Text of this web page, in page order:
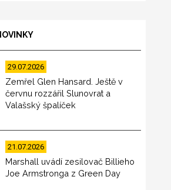
29.07.2026
Zemřel Glen Hansard. Ještě v
červnu rozzářil Slunovrat a
Valašský špalíček
21.07.2026
Marshall uvádí zesilovač Billieho
Joe Armstronga z Green Day